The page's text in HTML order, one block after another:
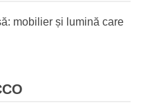
mobilier și lumină care